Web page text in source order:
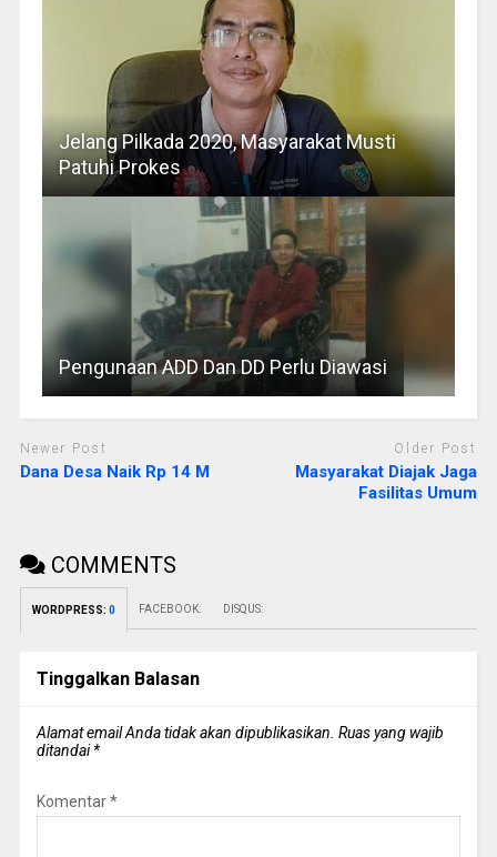
Jelang Pilkada 2020, Masyarakat Musti
Patuhi Prokes
Pengunaan ADD Dan DD Perlu Diawasi
Newer Post
Dana Desa Naik Rp 14 M
Older Post
Masyarakat Diajak Jaga
Fasilitas Umum
COMMENTS
WORDPRESS: 0 FACEBOOK: DISQUS:
Tinggalkan Balasan
Alamat email Anda tidak akan dipublikasikan. Ruas yang wajib
ditandai*
Komentar*